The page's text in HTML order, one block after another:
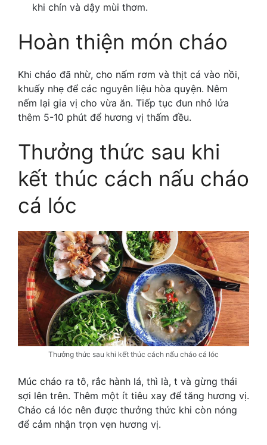
khi chín và dậy mùi thơm.
Hoàn thiện món cháo
Khi cháo đã nhừ, cho nấm rơm và thịt cá vào nồi,
khuấy nhẹ để các nguyên liệu hòa quyện. Nêm
nếm lại gia vị cho vừa ăn. Tiếp tục đun nhỏ lửa
thêm 5-10 phút để hương vị thấm đều.
Thưởng thức sau khi
kết thúc cách nấu cháo
cá lóc
Thưởng thức sau khi kết thúc cách nấu cháo cá lóc
Múc cháo ra tô, rắc hành lá, thì là, t và gừng thái
sợi lên trên. Thêm một ít tiêu xay để tăng hương vị.
Cháo cá lóc nên được thưởng thức khi còn nóng
để cảm nhận trọn vẹn hương vị.